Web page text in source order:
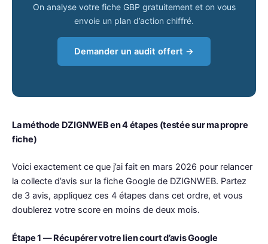
On analyse votre fiche GBP gratuitement et on vous
envoie un plan d’action chiffré.
Demander un audit offert →
La méthode DZIGNWEB en 4 étapes (testée sur ma propre
fiche)
Voici exactement ce que j’ai fait en mars 2026 pour relancer
la collecte d’avis sur la fiche Google de DZIGNWEB. Partez
de 3 avis, appliquez ces 4 étapes dans cet ordre, et vous
doublerez votre score en moins de deux mois.
Étape 1 — Récupérer votre lien court d’avis Google